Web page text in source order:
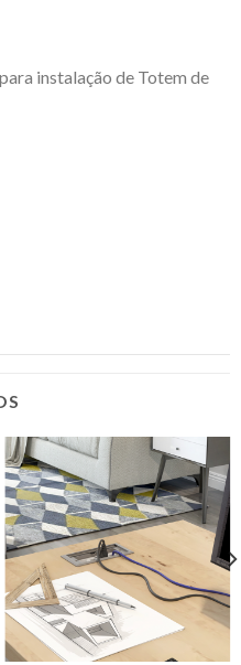
instalação de Totem de